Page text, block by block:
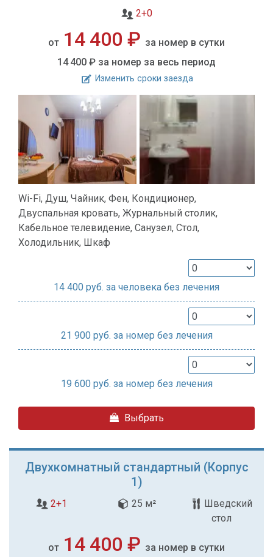
2+0
от 14 400 ₽ за номер в сутки
14 400 ₽ за номер за весь период
Изменить сроки заезда
Wi-Fi, Душ, Чайник, Фен, Кондиционер,
Двуспальная кровать, Журнальный столик,
Кабельное телевидение, Санузел, Стол,
Холодильник, Шкаф
14 400 руб. за человека без лечения
21 900 руб. за номер без лечения
19 600 руб. за номер без лечения
Выбрать
Двухкомнатный стандартный (Корпус
1)
2+1 25 м²
Шведский
стол
от 14 400 ₽ за номер в сутки